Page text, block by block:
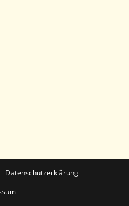
Datenschutzerklärung